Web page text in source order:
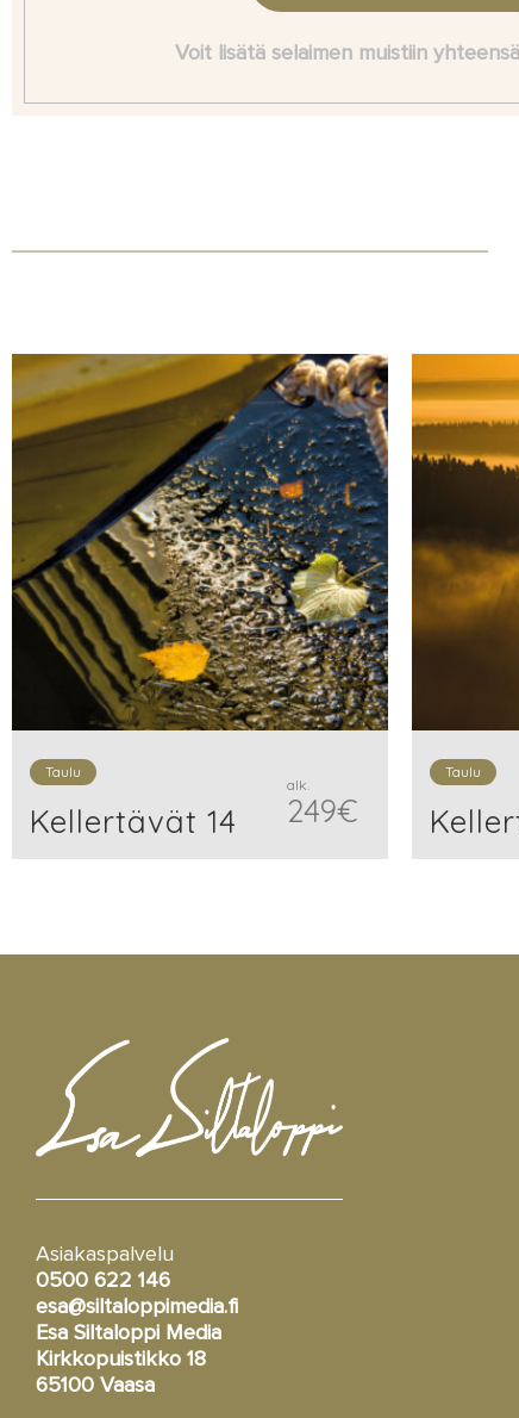
Voit lisätä selaimen muistiin
Taulu
Kellertävät 14
alk.
249€
Taulu
Asiakaspalvelu
0500 622 146
esa@siltaloppimedia.fi
Esa Siltaloppi Media
Kirkkopuistikko 18
65100 Vaasa